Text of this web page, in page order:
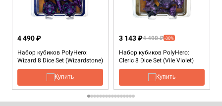
Набор кубиков PolyHero:
Wizard 8 Dice Set (Wizardstone)
4 490 ₽
Купить
Набор кубиков PolyHero:
Cleric 8 Dice Set (Vile Violet)
3 143 ₽4 490 ₽ -30%
Купить